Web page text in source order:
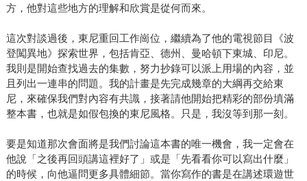
方，他對這些地方的理解和欣賞是從何而來。
這次對談過後，東尼重回工作崗位，繼續為了他的電視節目《波
登闖異地》探索世界，包括肯亞、德州、曼哈頓下東城、印尼。
我則是開始查找過去的集數，努力抄錄可以派上用場的內容，並
且列出一連串的問題。我的計畫是先完成幾章的大綱再交給東
尼，來確保我們對內容有共識，接著請他開始把精彩的部份填滿
整本書，也就是如假包換的東尼風格。只是，我沒等到那一刻。
要是知道那次會面將是我們討論這本書的唯一機會，我一定會在
他說「之後再回頭講這裡好了」或是「先看看你可以寫出什麼」
的時候，向他逼問更多具體細節。當你寫作的書是在講述環遊世